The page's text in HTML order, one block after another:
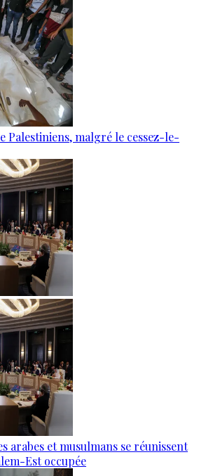
Palestiniens, malgré le cessez-le-
arabes et musulmans se réunissent
Est occupée